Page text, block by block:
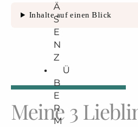
Ä
S
E
N
Z
Ü
B
E
R
M
Inhalte auf einen Blick
Meine 3